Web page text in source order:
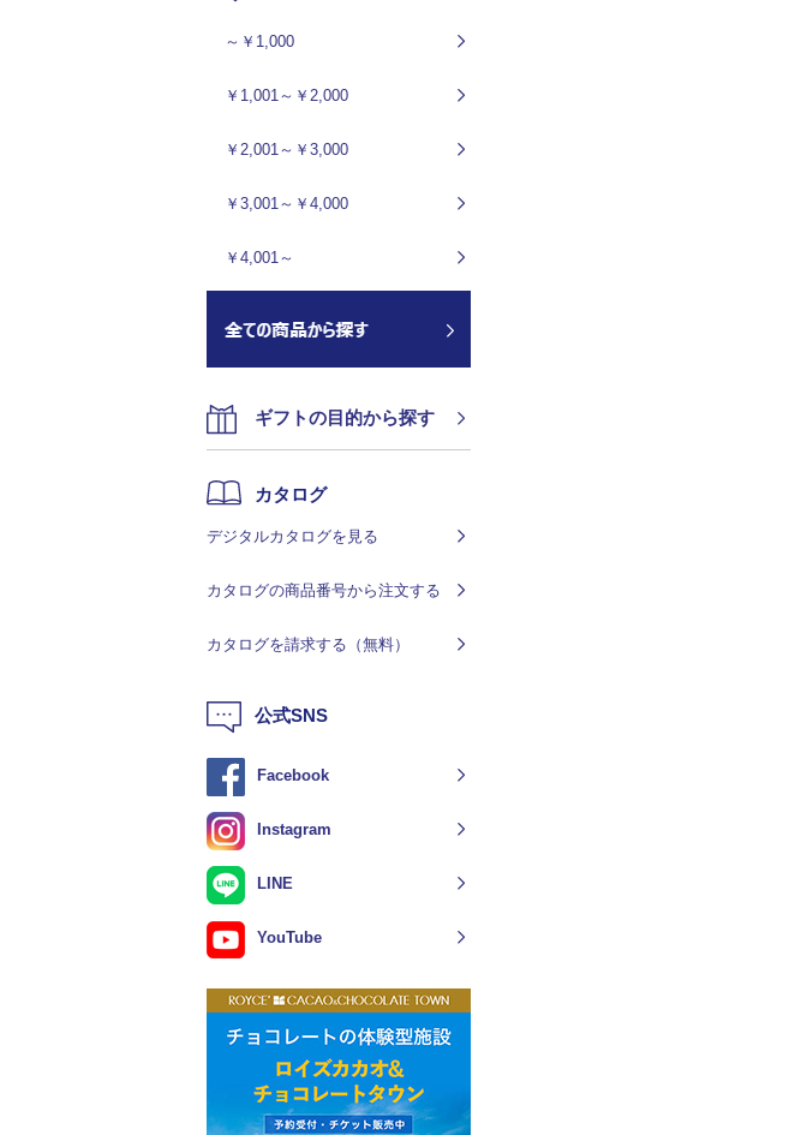
～￥1,000
￥1,001～￥2,000
￥2,001～￥3,000
￥3,001～￥4,000
￥4,001～
ギフトの目的から探す
カタログ
デジタルカタログを見る
カタログの商品番号から注文する
カタログを請求する（無料）
公式SNS
Facebook
Instagram
LINE
YouTube